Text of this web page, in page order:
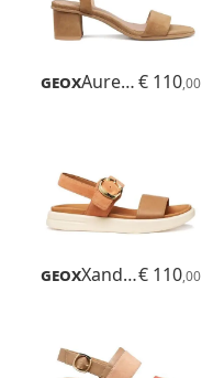
Geox Aurely 50€ 110,00
Geox Xand 2s€ 110,00